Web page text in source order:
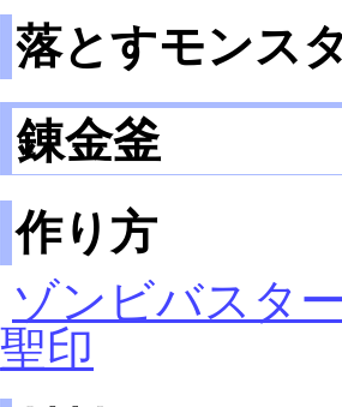
落とすモンス
錬金釜
作り方
ゾンビバスタ
聖印